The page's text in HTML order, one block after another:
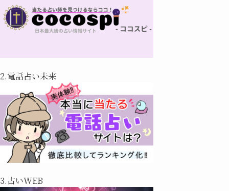
2.電話占い未来
3.占いWEB